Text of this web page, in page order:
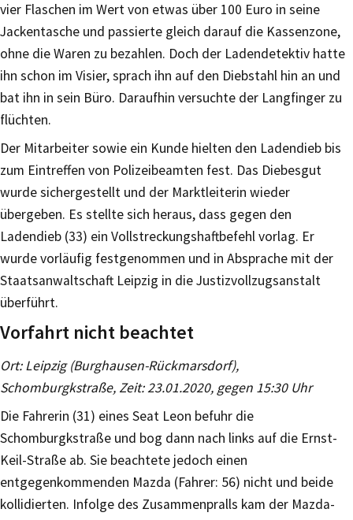
vier Flaschen im Wert von etwas über 100 Euro in seine
Jackentasche und passierte gleich darauf die Kassenzone,
ohne die Waren zu bezahlen. Doch der Ladendetektiv hatte
ihn schon im Visier, sprach ihn auf den Diebstahl hin an und
bat ihn in sein Büro. Daraufhin versuchte der Langfinger zu
flüchten.
Der Mitarbeiter sowie ein Kunde hielten den Ladendieb bis
zum Eintreffen von Polizeibeamten fest. Das Diebesgut
wurde sichergestellt und der Marktleiterin wieder
übergeben. Es stellte sich heraus, dass gegen den
Ladendieb (33) ein Vollstreckungshaftbefehl vorlag. Er
wurde vorläufig festgenommen und in Absprache mit der
Staatsanwaltschaft Leipzig in die Justizvollzugsanstalt
überführt.
Vorfahrt nicht beachtet
Ort: Leipzig (Burghausen-Rückmarsdorf),
Schomburgkstraße, Zeit: 23.01.2020, gegen 15:30 Uhr
Die Fahrerin (31) eines Seat Leon befuhr die
Schomburgkstraße und bog dann nach links auf die Ernst-
Keil-Straße ab. Sie beachtete jedoch einen
entgegenkommenden Mazda (Fahrer: 56) nicht und beide
kollidierten. Infolge des Zusammenpralls kam der Mazda-